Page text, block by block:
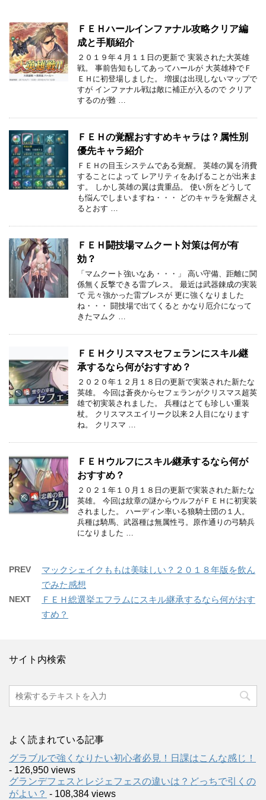
ＦＥＨハールインファナル攻略クリア編
成と手順紹介
２０１９年４月１１日の更新で 実装された大英雄
戦。 事前告知もしてあってハールが 大英雄枠でＦ
ＥＨに初登場しました。 増援は出現しないマップで
すが インファナル戦は敵に補正が入るので クリア
するのが難 …
ＦＥＨの覚醒おすすめキャラは？属性別
優先キャラ紹介
ＦＥＨの目玉システムである覚醒。 英雄の翼を消費
することによって レアリティをあげることが出来ま
す。 しかし英雄の翼は貴重品。 使い所をどうして
も悩んでしまいますね・・・ どのキャラを覚醒さえ
るとおす …
ＦＥＨ闘技場マムクート対策は何が有
効？
「マムクート強いなあ・・・」 高い守備、距離に関
係無く反撃できる雷ブレス。 最近は武器錬成の実装
で 元々強かった雷ブレスが 更に強くなりました
ね・・・ 闘技場で出てくると かなり厄介になって
きたマムク …
ＦＥＨクリスマスセフェランにスキル継
承するなら何がおすすめ？
２０２０年１２月１８日の更新で実装された新たな
英雄。 今回は蒼炎からセフェランがクリスマス超英
雄で初実装されました。 兵種はとても珍しい重装
杖。 クリスマスエイリーク以来２人目になります
ね。 クリスマ …
ＦＥＨウルフにスキル継承するなら何が
おすすめ？
２０２１年１０月１８日の更新で実装された新たな
英雄。 今回は紋章の謎からウルフがＦＥＨに初実装
されました。 ハーディン率いる狼騎士団の１人。
兵種は騎馬、武器種は無属性弓。原作通りの弓騎兵
になりました …
PREV
マックシェイクももは美味しい？２０１８年版を飲ん
でみた感想
NEXT
ＦＥＨ総選挙エフラムにスキル継承するなら何がおす
すめ？
サイト内検索
よく読まれている記事
グラブルで強くなりたい初心者必見！日課はこんな感じ！
- 126,950 views
グランデフェスとレジェフェスの違いは？どっちで引くの
がよい？ - 108,384 views